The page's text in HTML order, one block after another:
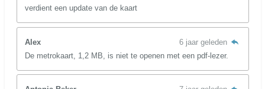
verdient een update van de kaart
Alex
6 jaar geleden
De metrokaart, 1,2 MB, is niet te openen met een pdf-lezer.